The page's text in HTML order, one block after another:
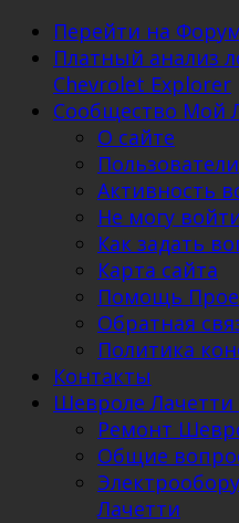
Перейти на
Платный анализ
Chevrolet Explorer
Сообщество Мой
О сайте
Пользователи
Активность
Не могу
Как задать
Карта сайта
Помощь
Обратная
Политика
Контакты
Шевроле
Ремонт
Общие
Лачетти